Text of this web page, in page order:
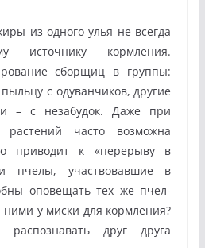
из одного улья не всегда
источнику кормления.
сборщиц в группы:
с одуванчиков, другие
– с незабудок. Даже при
часто возможна
приводит к «перерыву в
пчелы, участвовавшие в
оповещать тех же пчел-
у миски для кормления?
друг друга